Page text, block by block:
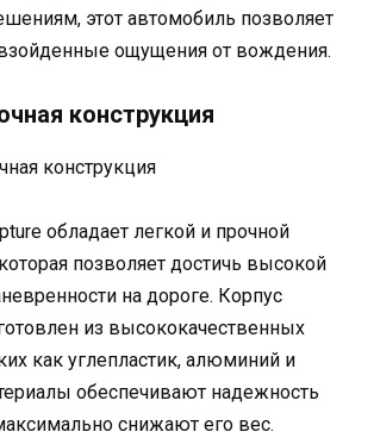
этот автомобиль позволяет
ощущения от вождения.
конструкция
обладает легкой и прочной
позволяет достичь высокой
на дороге. Корпус
из высококачественных
как углепластик, алюминий и
обеспечивают надежность
снижают его вес.